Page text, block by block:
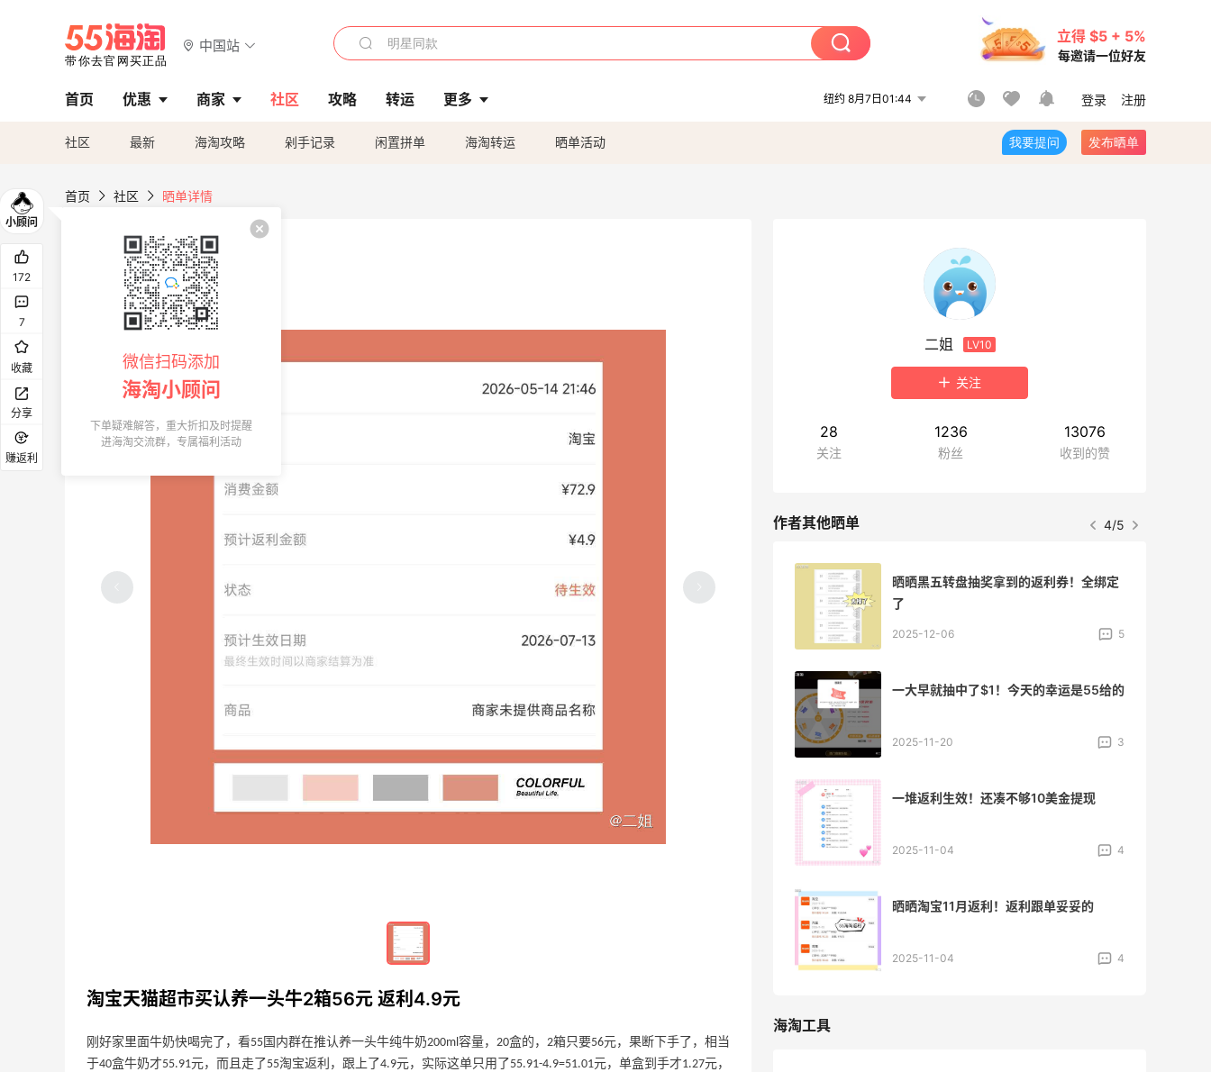
中国站
立得 $5 + 5%
每邀请一位好友
首页 优惠 商家 社区 攻略 转运 更多 纽约 8月7日01:44 登录 注册
社区 最新 海淘攻略 剁手记录 闲置拼单 海淘转运 晒单活动 我要提问 发布晒单
首页 社区 晒单详情
淘宝天猫超市买认养一头牛2箱56元 返利4.9元
刚好家里面牛奶快喝完了，看55国内群在推认养一头牛纯牛奶200ml容量，20盒的，2箱只要56元，果断下手了，相当
于40盒牛奶才55.91元，而且走了55淘宝返利，跟上了4.9元，实际这单只用了55.91-4.9=51.01元，单盒到手才1.27元，
二姐 LV10
关注
28
关注
1236
粉丝
13076
收到的赞
作者其他晒单 4/5
55是懂我们的！端午买粽子返利居然有7
母亲节砸金蛋喜提谢谢参与！重在参与
意外之喜！8块钱买的橙子居然还有1块5
2025-12-14
火锅串串没吃饱！又整一排烧烤外卖
晒晒黑五转盘抽奖拿到的返利券！全绑定
了
2025-12-06 5
一大早就抽中了$1！今天的幸运是55给的
2025-11-20 3
一堆返利生效！还凑不够10美金提现
2025-11-04 4
晒晒淘宝11月返利！返利跟单妥妥的
2025-11-04 4
海淘工具
172
7
收藏
分享
赚返利
微信扫码添加
海淘小顾问
下单疑难解答，重大折扣及时提醒
进海淘交流群，专属福利活动